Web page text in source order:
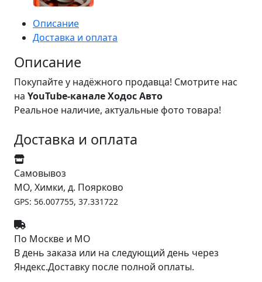
Описание
Доставка и оплата
Описание
Покупайте у надёжного продавца! Смотрите нас
на YouTube-канале Ходос Авто
Реальное наличие, актуальные фото товара!
Доставка и оплата
Самовывоз
МО, Химки, д. Поярково
GPS: 56.007755, 37.331722
По Москве и МО
В день заказа или на следующий день через
Яндекс.Доставку после полной оплаты.